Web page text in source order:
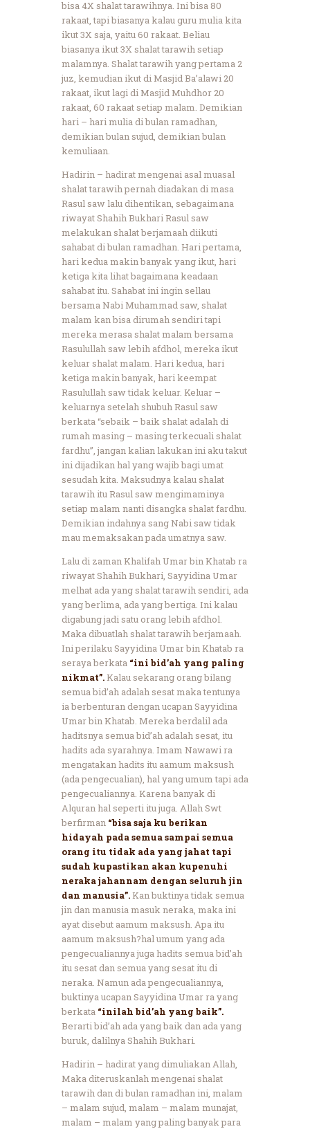
bisa 4X shalat tarawihnya. Ini bisa 80
rakaat, tapi biasanya kalau guru mulia kita
ikut 3X saja, yaitu 60 rakaat. Beliau
biasanya ikut 3X shalat tarawih setiap
malamnya. Shalat tarawih yang pertama 2
juz, kemudian ikut di Masjid Ba’alawi 20
rakaat, ikut lagi di Masjid Muhdhor 20
rakaat, 60 rakaat setiap malam. Demikian
hari – hari mulia di bulan ramadhan,
demikian bulan sujud, demikian bulan
kemuliaan.
Hadirin – hadirat mengenai asal muasal
shalat tarawih pernah diadakan di masa
Rasul saw lalu dihentikan, sebagaimana
riwayat Shahih Bukhari Rasul saw
melakukan shalat berjamaah diikuti
sahabat di bulan ramadhan. Hari pertama,
hari kedua makin banyak yang ikut, hari
ketiga kita lihat bagaimana keadaan
sahabat itu. Sahabat ini ingin sellau
bersama Nabi Muhammad saw, shalat
malam kan bisa dirumah sendiri tapi
mereka merasa shalat malam bersama
Rasulullah saw lebih afdhol, mereka ikut
keluar shalat malam. Hari kedua, hari
ketiga makin banyak, hari keempat
Rasulullah saw tidak keluar. Keluar –
keluarnya setelah shubuh Rasul saw
berkata “sebaik – baik shalat adalah di
rumah masing – masing terkecuali shalat
fardhu”, jangan kalian lakukan ini aku takut
ini dijadikan hal yang wajib bagi umat
sesudah kita. Maksudnya kalau shalat
tarawih itu Rasul saw mengimaminya
setiap malam nanti disangka shalat fardhu.
Demikian indahnya sang Nabi saw tidak
mau memaksakan pada umatnya saw.
Lalu di zaman Khalifah Umar bin Khatab ra
riwayat Shahih Bukhari, Sayyidina Umar
melhat ada yang shalat tarawih sendiri, ada
yang berlima, ada yang bertiga. Ini kalau
digabung jadi satu orang lebih afdhol.
Maka dibuatlah shalat tarawih berjamaah.
Ini perilaku Sayyidina Umar bin Khatab ra
seraya berkata “ini bid’ah yang paling
nikmat”.Kalau sekarang orang bilang
semua bid’ah adalah sesat maka tentunya
ia berbenturan dengan ucapan Sayyidina
Umar bin Khatab. Mereka berdalil ada
haditsnya semua bid’ah adalah sesat, itu
hadits ada syarahnya. Imam Nawawi ra
mengatakan hadits itu aamum maksush
(ada pengecualian), hal yang umum tapi ada
pengecualiannya. Karena banyak di
Alquran hal seperti itu juga. Allah Swt
berfirman “bisa saja ku berikan
hidayah pada semua sampai semua
orang itu tidak ada yang jahat tapi
sudah kupastikan akan kupenuhi
neraka jahannam dengan seluruh jin
dan manusia”.Kan buktinya tidak semua
jin dan manusia masuk neraka, maka ini
ayat disebut aamum maksush. Apa itu
aamum maksush?hal umum yang ada
pengecualiannya juga hadits semua bid’ah
itu sesat dan semua yang sesat itu di
neraka. Namun ada pengecualiannya,
buktinya ucapan Sayyidina Umar ra yang
berkata “inilah bid’ah yang baik”.
Berarti bid’ah ada yang baik dan ada yang
buruk, dalilnya Shahih Bukhari.
Hadirin – hadirat yang dimuliakan Allah,
Maka diteruskanlah mengenai shalat
tarawih dan di bulan ramadhan ini, malam
– malam sujud, malam – malam munajat,
malam – malam yang paling banyak para